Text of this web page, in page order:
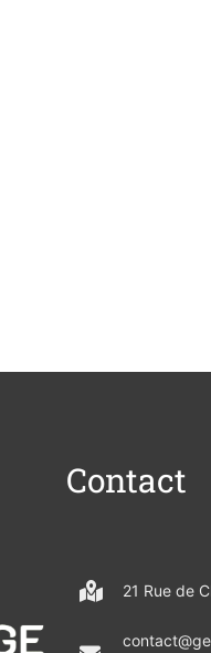
Contact
21 Rue de